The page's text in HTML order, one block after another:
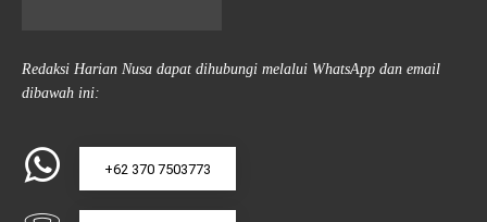
Redaksi Harian Nusa dapat dihubungi melalui WhatsApp dan email
dibawah ini:
+62 370 7503773